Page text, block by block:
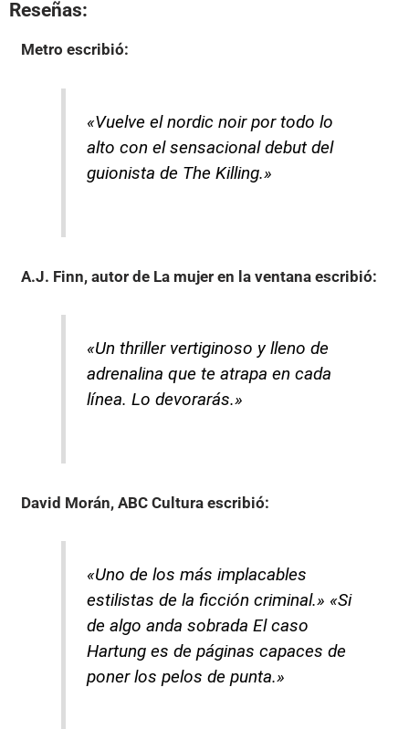
Reseñas:
Metro escribió:
«Vuelve el nordic noir por todo lo
alto con el sensacional debut del
guionista de The Killing.»
A.J. Finn, autor de La mujer en la ventanaescribió:
«Un thriller vertiginoso y lleno de
adrenalina que te atrapa en cada
línea. Lo devorarás.»
David Morán, ABC Culturaescribió:
«Uno de los más implacables
estilistas de la ficción criminal.» «Si
de algo anda sobrada El caso
Hartung es de páginas capaces de
poner los pelos de punta.»